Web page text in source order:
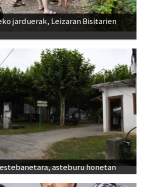
jarduerak, Leizaran Bisitarien
asteburu honetan